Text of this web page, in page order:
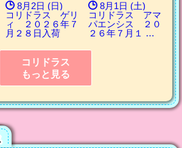
8月2日 (日)
コリドラス ゲリ
ィ ２０２６年７
月２８日入荷
8月1日 (土)
コリドラス アマ
パエンシス ２０
２６年７月１ …
コリドラス
もっと見る